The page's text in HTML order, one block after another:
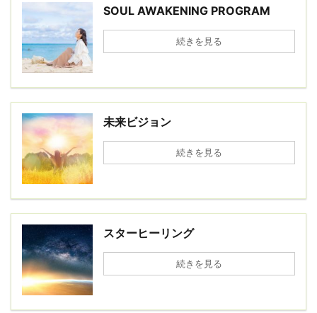
SOUL AWAKENING PROGRAM
続きを見る
未来ビジョン
続きを見る
スターヒーリング
続きを見る